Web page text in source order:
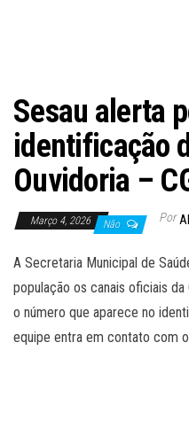
Sesau alerta
identificação
Ouvidoria –
Março 4, 2026 Não Por
A Secretaria Municipal de
população os canais oficiais
o número que aparece no
equipe entra em contato com